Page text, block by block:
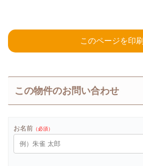
このページを印刷
この物件のお問い合わせ
お名前 （必須）